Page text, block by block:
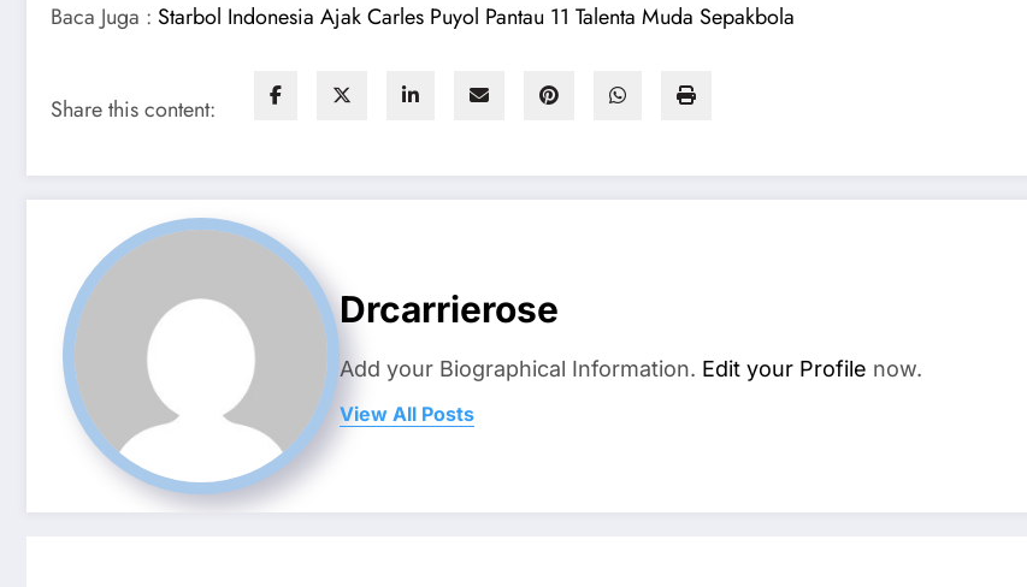
Baca Juga : Starbol Indonesia Ajak Carles Puyol Pantau 11 Talenta Muda Sepakbola
Share this content:
Drcarrierose
Add your Biographical Information. Edit your Profile now.
View All Posts